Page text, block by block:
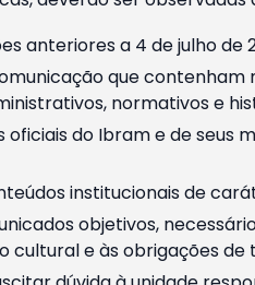
anteriores a 4 de julho
que
normativos e
do Ibram e de seus
institucionais de
objetivos,
cultural e às obrigações de